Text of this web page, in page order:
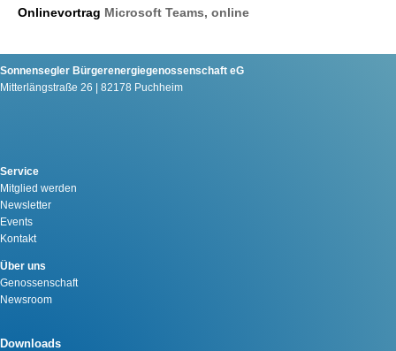
Onlinevortrag Microsoft Teams, online
Sonnensegler Bürgerenergiegenossenschaft eG
Mitterlängstraße 26 | 82178 Puchheim
Service
Mitglied werden
Newsletter
Events
Kontakt
Über uns
Genossenschaft
Newsroom
Downloads